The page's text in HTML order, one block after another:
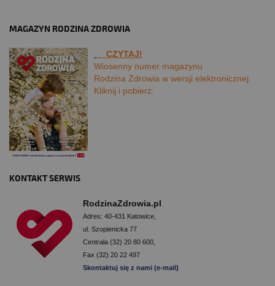
MAGAZYN RODZINA ZDROWIA
CZYTAJ!
Wiosenny numer magazynu
Rodzina Zdrowia w wersji elektronicznej.
Kliknij i pobierz.
KONTAKT SERWIS
RodzinaZdrowia.pl
Adres: 40-431 Katowice,
ul. Szopienicka 77
Centrala (32) 20 80 600,
Fax (32) 20 22 497
Skontaktuj się z nami (e-mail)